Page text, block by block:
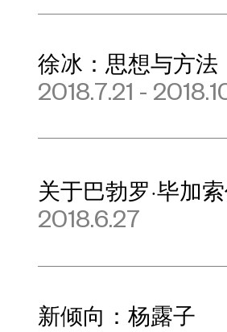
徐冰：思想与方法
2018.7.21 -
关于巴勃罗·毕加
2018.6.27
新倾向：杨露子